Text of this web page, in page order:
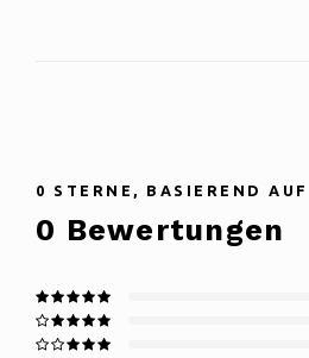
0 STERNE, BASIEREND AUF
0 Bewertungen